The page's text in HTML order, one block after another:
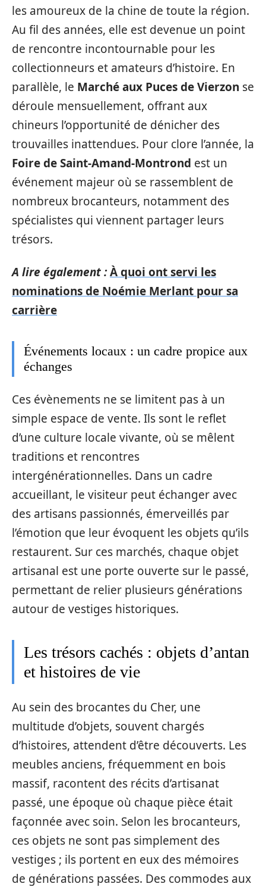
les amoureux de la chine de toute la région.
Au fil des années, elle est devenue un point
de rencontre incontournable pour les
collectionneurs et amateurs d’histoire. En
parallèle, le Marché aux Puces de Vierzon se
déroule mensuellement, offrant aux
chineurs l’opportunité de dénicher des
trouvailles inattendues. Pour clore l’année, la
Foire de Saint-Amand-Montrond est un
événement majeur où se rassemblent de
nombreux brocanteurs, notamment des
spécialistes qui viennent partager leurs
trésors.
A lire également :À quoi ont servi les
nominations de Noémie Merlant pour sa
carrière
Événements locaux : un cadre propice aux
échanges
Ces évènements ne se limitent pas à un
simple espace de vente. Ils sont le reflet
d’une culture locale vivante, où se mêlent
traditions et rencontres
intergénérationnelles. Dans un cadre
accueillant, le visiteur peut échanger avec
des artisans passionnés, émerveillés par
l’émotion que leur évoquent les objets qu’ils
restaurent. Sur ces marchés, chaque objet
artisanal est une porte ouverte sur le passé,
permettant de relier plusieurs générations
autour de vestiges historiques.
Les trésors cachés : objets d’antan
et histoires de vie
Au sein des brocantes du Cher, une
multitude d’objets, souvent chargés
d’histoires, attendent d’être découverts. Les
meubles anciens, fréquemment en bois
massif, racontent des récits d’artisanat
passé, une époque où chaque pièce était
façonnée avec soin. Selon les brocanteurs,
ces objets ne sont pas simplement des
vestiges ; ils portent en eux des mémoires
de générations passées. Des commodes aux